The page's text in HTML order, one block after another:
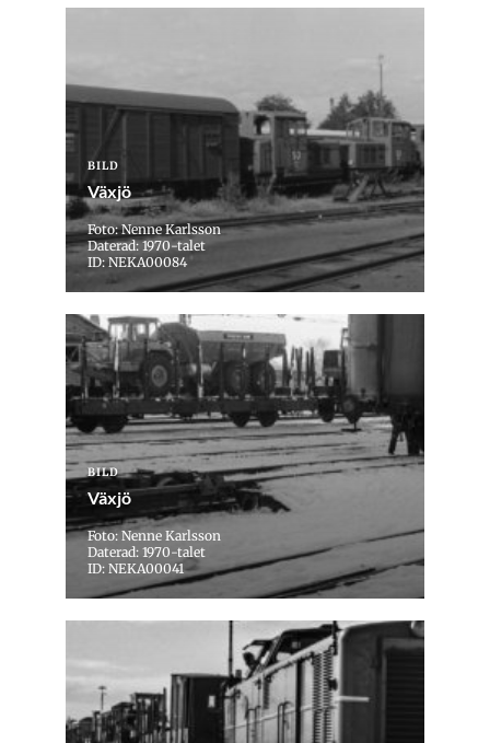
BILD
Växjö
Foto: Nenne Karlsson
Daterad: 1970-talet
ID: NEKA00084
BILD
Växjö
Foto: Nenne Karlsson
Daterad: 1970-talet
ID: NEKA00041